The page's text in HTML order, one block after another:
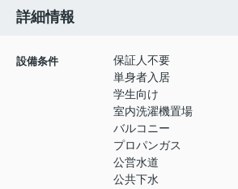
詳細情報
設備条件
保証人不要
単身者入居
学生向け
室内洗濯機置場
バルコニー
プロパンガス
公営水道
公共下水